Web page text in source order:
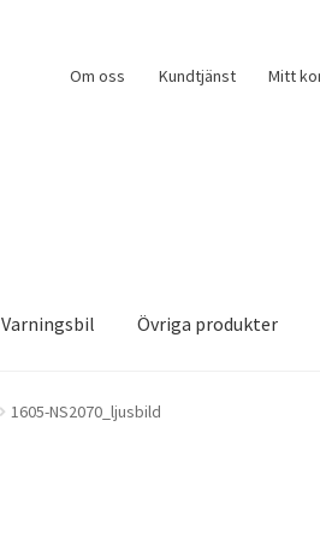
Om oss Kundtjänst Mitt
Varningsbil Övriga produkter
1605-NS2070_ljusbild